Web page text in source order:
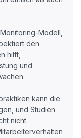
Modell,
den
hilft,
und
kann die
und Studien
nicht